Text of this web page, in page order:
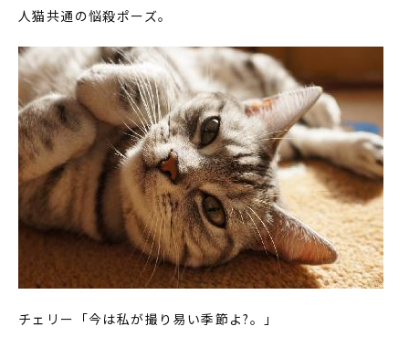
人猫共通の悩殺ポーズ。
チェリー「今は私が撮り易い季節よ?。」